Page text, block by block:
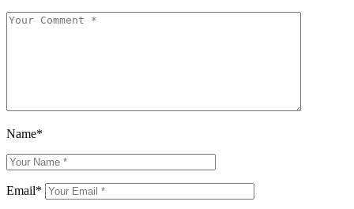
Name*
Email*